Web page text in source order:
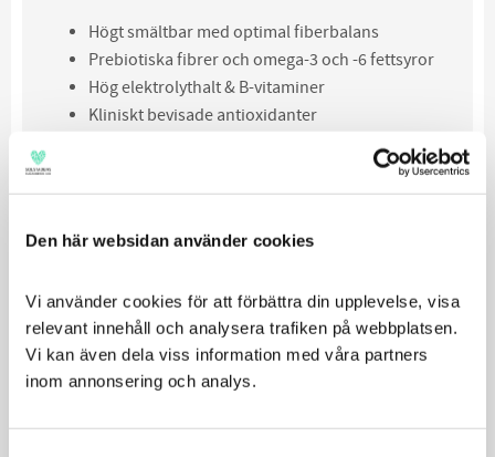
Den här websidan använder cookies
Vi använder cookies för att förbättra din upplevelse, visa
relevant innehåll och analysera trafiken på webbplatsen.
Vi kan även dela viss information med våra partners
inom annonsering och analys.
Högt smältbar med optimal fiberbalans
Prebiotiska fibrer och omega-3 och -6 fettsyror
Hög elektrolythalt & B-vitaminer
Kliniskt bevisade antioxidanter
Hur det hjälper:
avföringskvalitet & främjar regelbundna
Ersätter förlorade näringsämnen och främjar
näringsupptag Främjar hälsosamt immunsystem